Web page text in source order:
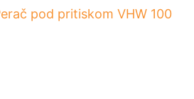
pod pritiskom VHW 100